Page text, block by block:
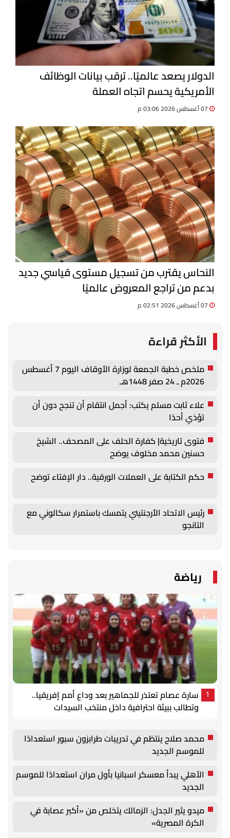
الدولار يصعد عالميًا.. ترقب بيانات الوظائف
الأمريكية يحسم اتجاه العملة
النحاس يقترب من تسجيل مستوى قياسي جديد
بدعم من تراجع المعروض عالميًا
الأكثر قراءة
ملخص خطبة الجمعة لوزارة الأوقاف اليوم 7 أغسطس
2026م ـ 24 صفر 1448هـ
علاء ثابت مسلم يكتب: أجمل انتقام أن تنجح دون أن
تؤذي أحدًا
فتوى تاريخية| كفارة الحلف على المصحف.. الشيخ
حسنين محمد مخلوف يوضح
حكم الكتابة على العملات الورقية.. دار الإفتاء توضح
رئيس الاتحاد الأرجنتيني يتمسك باستمرار سكالوني مع
التانجو
رياضة
1
سارة عصام تعتذر للجماهير بعد وداع أمم إفريقيا..
وتطالب ببيئة احترافية داخل منتخب السيدات
محمد صلاح ينتظم في تدريبات طرابزون سبور استعدادًا
للموسم الجديد
الأهلي يبدأ معسكر اسبانيا بأول مران استعدادًا للموسم
الجديد
ميدو يثير الجدل: الزمالك يتخلص من «أكبر عصابة في
الكرة المصرية»